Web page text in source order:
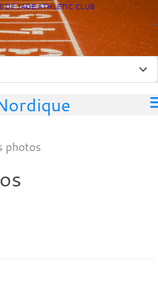
DE JADE ATHLETIC CLUB
photos